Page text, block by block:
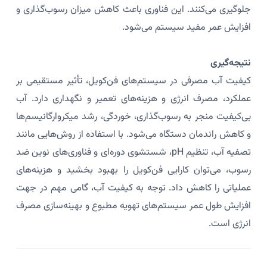
جلوگیری می‌کنند. این فناوری باعث کاهش میزان رسوب‌گذاری و
افزایش عمر مفید سیستم می‌شود.
نتیجه‌گیری
کیفیت آب مصرفی در سیستم‌های فن‌کویل، تأثیر مستقیمی بر
عملکرد، مصرف انرژی و هزینه‌های تعمیر و نگهداری دارد. آب
بی‌کیفیت منجر به رسوب‌گذاری، خوردگی، رشد میکروارگانیسم‌ها
و کاهش راندمان دستگاه می‌شود. با استفاده از روش‌هایی مانند
تصفیه آب، تنظیم pH، شستشوی دوره‌ای و فناوری‌های نوین ضد
رسوب، می‌توان کارایی فن‌کویل را بهبود بخشید و هزینه‌های
عملیاتی را کاهش داد. توجه به کیفیت آب، گامی مهم در جهت
افزایش طول عمر سیستم‌های تهویه مطبوع و بهینه‌سازی مصرف
انرژی است.